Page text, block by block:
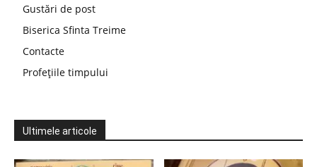
Gustări de post
Biserica Sfinta Treime
Contacte
Profețiile timpului
Ultimele articole